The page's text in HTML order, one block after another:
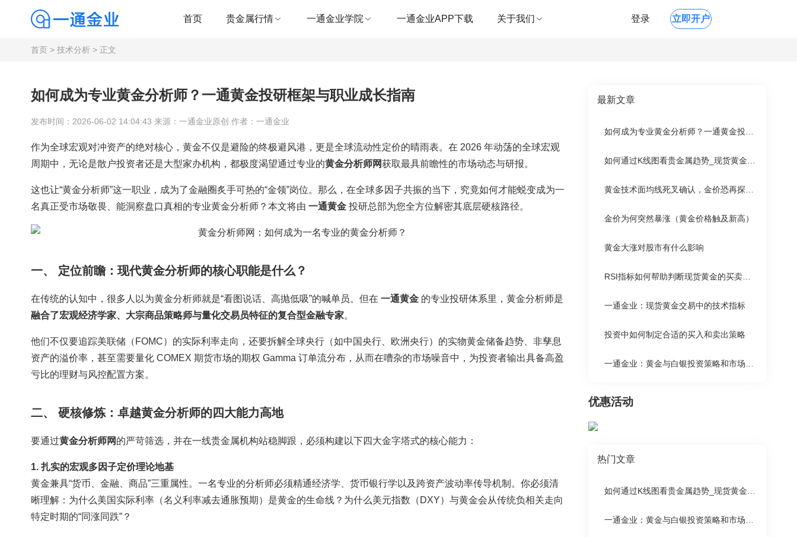
首页 贵金属行情 一通金业学院 一通金业APP下载 关于我们 登录 立即开户
首页 > 技术分析 > 正文
如何成为专业黄金分析师？一通黄金投研框架与职业成长指南
发布时间：2026-06-02 14:04:43 来源：一通金业原创 作者：一通金业
作为全球宏观对冲资产的绝对核心，黄金不仅是避险的终极避风港，更是全球流动性定价的晴雨表。在 2026 年动荡的全球宏观
周期中，无论是散户投资者还是大型家办机构，都极度渴望通过专业的黄金分析师网获取最具前瞻性的市场动态与研报。
这也让“黄金分析师”这一职业，成为了金融圈炙手可热的“金领”岗位。那么，在全球多因子共振的当下，究竟如何才能蜕变成为一
名真正受市场敬畏、能洞察盘口真相的专业黄金分析师？本文将由 一通黄金 投研总部为您全方位解密其底层硬核路径。
一、 定位前瞻：现代黄金分析师的核心职能是什么？
在传统的认知中，很多人以为黄金分析师就是“看图说话、高抛低吸”的喊单员。但在 一通黄金 的专业投研体系里，黄金分析师是
融合了宏观经济学家、大宗商品策略师与量化交易员特征的复合型金融专家。
他们不仅要追踪美联储（FOMC）的实际利率走向，还要拆解全球央行（如中国央行、欧洲央行）的实物黄金储备趋势、非孳息
资产的溢价率，甚至需要量化 COMEX 期货市场的期权 Gamma 订单流分布，从而在嘈杂的市场噪音中，为投资者输出具备高盈
亏比的理财与风控配置方案。
二、 硬核修炼：卓越黄金分析师的四大能力高地
要通过黄金分析师网 的严苛筛选，并在一线贵金属机构站稳脚跟，必须构建以下四大金字塔式的核心能力：
1. 扎实的宏观多因子定价理论地基
黄金兼具“货币、金融、商品”三重属性。一名专业的分析师必须精通经济学、货币银行学以及跨资产波动率传导机制。你必须清
晰理解：为什么美国实际利率（名义利率减去通胀预期）是黄金的生命线？为什么美元指数（DXY）与黄金会从传统负相关走向
特定时期的“同涨同跌”？
最新文章
金价为何突然暴涨（黄金价格触及新高）
黄金大涨对股市有什么影响
一通金业：现货黄金交易中的技术指标
投资中如何制定合适的买入和卖出策略
优惠活动
热门文章